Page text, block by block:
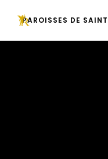
PAROISSES DE